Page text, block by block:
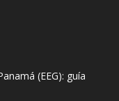
(EEG): guía